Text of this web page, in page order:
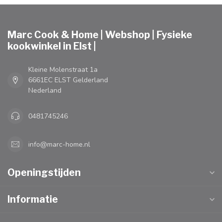
Marc Cook & Home | Webshop | Fysieke
kookwinkel in Elst |
Kleine Molenstraat 1a
6661EC ELST Gelderland
Nederland
0481745246
info@marc-home.nl
Openingstijden
Informatie